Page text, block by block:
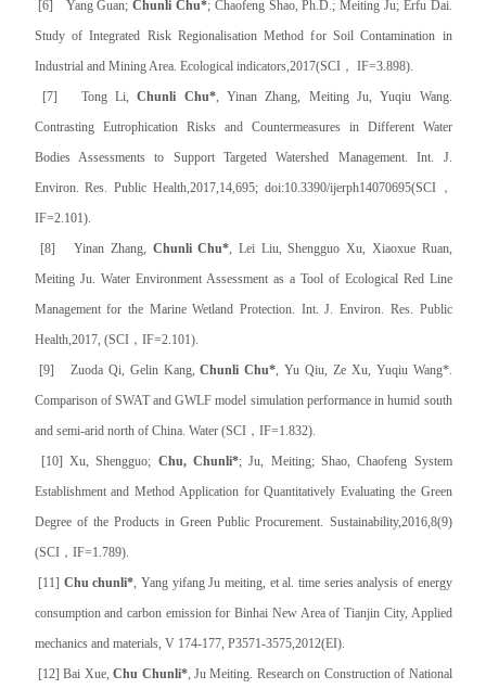
[6] Yang Guan;Chunli Chu*; Chaofeng Shao, Ph.D.; Meiting Ju; Erfu Dai.
Study of Integrated Risk Regionalisation Method for Soil Contamination in
Industrial and Mining Area. Ecological indicators,2017(SCI， IF=3.898).
[7] Tong Li, Chunli Chu*, Yinan Zhang, Meiting Ju, Yuqiu Wang.
Contrasting Eutrophication Risks and Countermeasures in Different Water
Bodies Assessments to Support Targeted Watershed Management. Int. J.
Environ. Res. Public Health,2017,14,695; doi:10.3390/ijerph14070695(SCI，
IF=2.101).
[8] Yinan Zhang, Chunli Chu*, Lei Liu, Shengguo Xu, Xiaoxue Ruan,
Meiting Ju. Water Environment Assessment as a Tool of Ecological Red Line
Management for the Marine Wetland Protection. Int. J. Environ. Res. Public
Health,2017, (SCI，IF=2.101).
[9] Zuoda Qi, Gelin Kang,Chunli Chu*, Yu Qiu, Ze Xu, Yuqiu Wang*.
Comparison of SWAT and GWLF model simulation performance in humid south
and semi-arid north of China. Water (SCI，IF=1.832).
[10] Xu, Shengguo; Chu, Chunli*; Ju, Meiting; Shao, Chaofeng System
Establishment and Method Application for Quantitatively Evaluating the Green
Degree of the Products in Green Public Procurement. Sustainability,2016,8(9)
(SCI，IF=1.789).
[11] Chu chunli*, Yang yifang Ju meiting, et al. time series analysis of energy
consumption and carbon emission for Binhai New Area of Tianjin City, Applied
mechanics and materials, V 174-177, P3571-3575,2012(EI).
[12] Bai Xue,Chu Chunli*, Ju Meiting. Research on Construction of National